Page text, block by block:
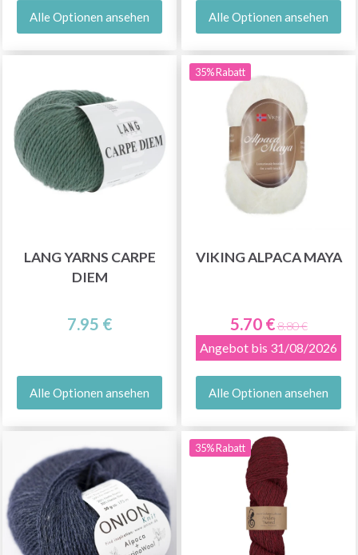
Alle Optionen ansehen Alle Optionen ansehen
LANG YARNS CARPE
DIEM
7.95 €
Alle Optionen ansehen
35% Rabatt
VIKING ALPACA MAYA
5.70 €8.80 €
Angebot bis 31/08/2026
Alle Optionen ansehen
35% Rabatt